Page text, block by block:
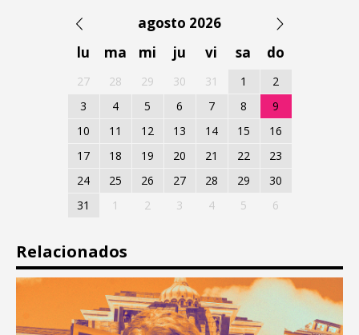
agosto 2026
lu
ma mi ju vi sa do
27 28 29 30 31 1
2
3
4 5 6 7 8
9
10
11 12 13 14 15
16
17
18 19 20 21 22
23
24
25 26 27 28 29
30
31
1 2 3 4 5 6
Relacionados